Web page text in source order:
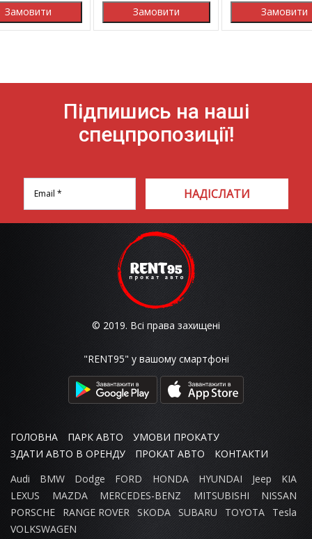
Підпишись на наші
спецпропозиції!
НАДІСЛАТИ
© 2019. Всі права захищені
"RENT95" у вашому смартфоні
ГОЛОВНА ПАРК АВТО
УМОВИ ПРОКАТУ
ЗДАТИ АВТО В ОРЕНДУ
ПРОКАТ АВТО
КОНТАКТИ
Audi
BMW Dodge FORD HONDA HYUNDAI Jeep
KIA
LEXUS
MAZDA MERCEDES-BENZ MITSUBISHI
NISSAN
PORSCHE
RANGE ROVER SKODA SUBARU TOYOTA
Tesla
VOLKSWAGEN